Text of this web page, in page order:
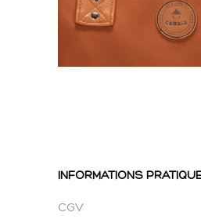
INFORMATIONS
CGV